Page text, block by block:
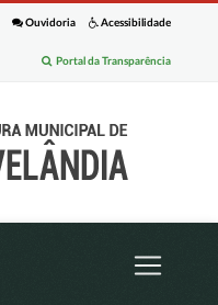
Acessibilidade
Ouvidoria
Portal da Transparência